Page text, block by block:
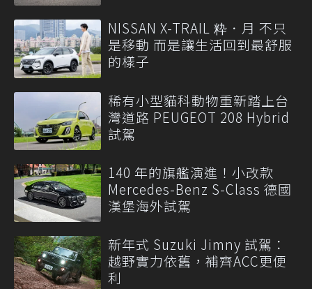
NISSAN X-TRAIL 粋．月 不只
是移動 而是讓生活回到最舒服
的樣子
稀有小型貓科動物重新踏上台
灣道路 PEUGEOT 208 Hybrid
試駕
140 年的旗艦演進！小改款
Mercedes-Benz S-Class 德國
漢堡海外試駕
新年式 Suzuki Jimny 試駕：
越野實力依舊，補齊ACC更便
利